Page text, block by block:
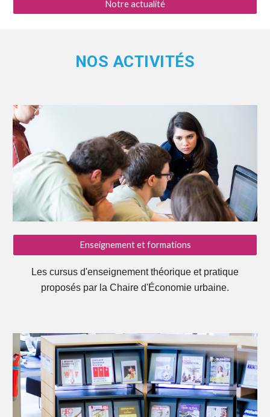
Notre actualité
NOS ACTIVITÉS
Enseignement et formations
Les cursus d'enseignement théorique et pratique
proposés par la Chaire d'Économie urbaine.